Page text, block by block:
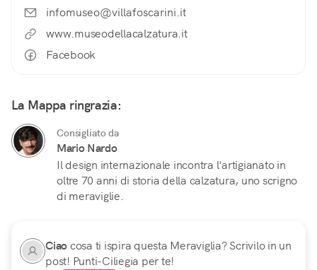
infomuseo@villafoscarini.it
www.museodellacalzatura.it
Facebook
La Mappa ringrazia:
Consigliato da
Mario Nardo
Il design internazionale incontra l'artigianato in
oltre 70 anni di storia della calzatura, uno scrigno
di meraviglie.
Ciaocosa ti ispira questa Meraviglia? Scrivilo in un
post! Punti-Ciliegia per te!